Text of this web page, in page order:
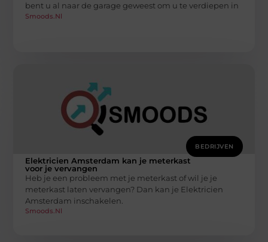
bent u al naar de garage geweest om u te verdiepen in
Smoods.nl
BEDRIJVEN
Elektricien Amsterdam kan je meterkast
voor je vervangen
Heb je een probleem met je meterkast of wil je je
meterkast laten vervangen? Dan kan je Elektricien
Amsterdam inschakelen.
Smoods.nl